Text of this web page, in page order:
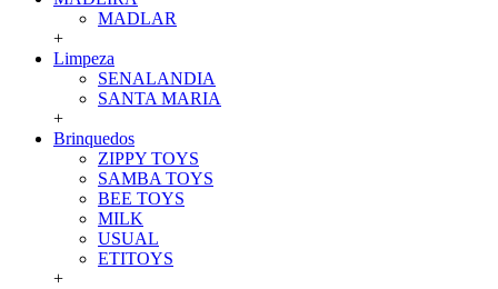
MADLAR
+
Limpeza
SENALANDIA
SANTA MARIA
+
Brinquedos
ZIPPY TOYS
SAMBA TOYS
BEE TOYS
MILK
USUAL
ETITOYS
+